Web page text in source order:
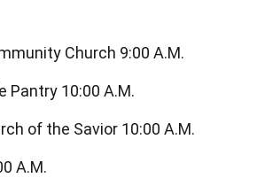
Church 9:00 A.M.
Pantry 10:00 A.M.
of the Savior 10:00 A.M.
A.M.